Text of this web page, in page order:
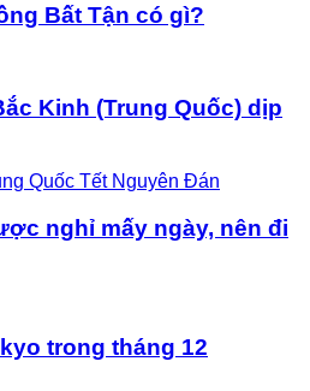
Bất Tận có gì?
Kinh (Trung Quốc) dịp
nghỉ mấy ngày, nên đi
trong tháng 12